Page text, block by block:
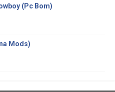
(Pc Bom)
Mods)